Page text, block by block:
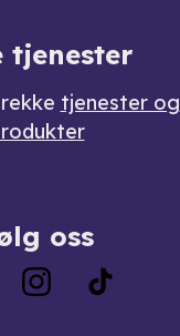
tjenester
tjenester og
oss